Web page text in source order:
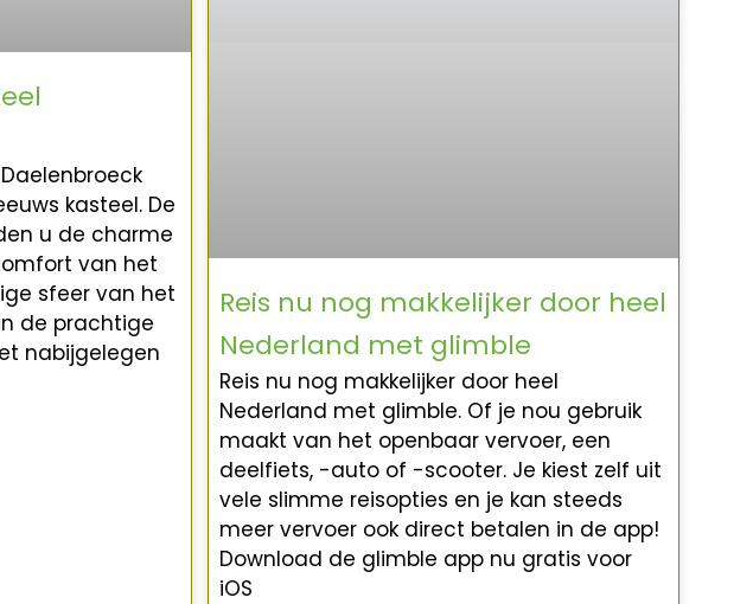
kasteel. De
u de charme
van het
sfeer van het
de prachtige
nabijgelegen
Reis nu nog makkelijker door heel
Nederland met glimble
Reis nu nog makkelijker door heel
Nederland met glimble. Of je nou gebruik
maakt van het openbaar vervoer, een
deelfiets, -auto of -scooter. Je kiest zelf uit
vele slimme reisopties en je kan steeds
meer vervoer ook direct betalen in de app!
Download de glimble app nu gratis voor
iOS